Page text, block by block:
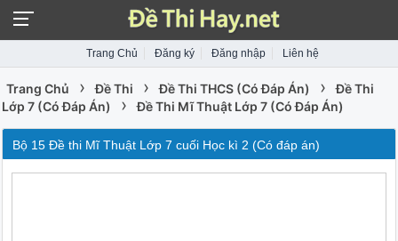
Trang Chủ Đăng ký Đăng nhập Liên hệ
Trang Chủ › Đề Thi › Đề Thi THCS (Có Đáp Án) ›
Đề Thi
Lớp 7 (Có Đáp Án)
› Đề Thi Mĩ Thuật Lớp 7 (Có Đáp Án)
Bộ 15 Đề thi Mĩ Thuật Lớp 7 cuối Học kì 2 (Có đáp án)